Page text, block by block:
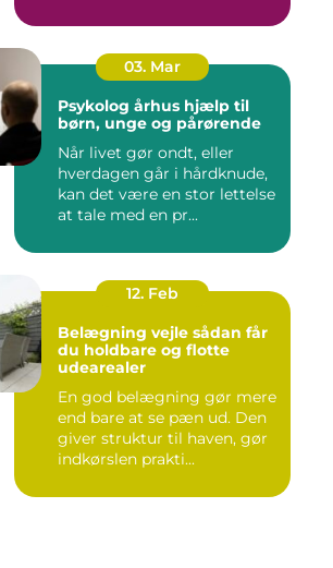
03. Mar
Psykolog århus hjælp til
børn, unge og pårørende
Når livet gør ondt, eller
hverdagen går i hårdknude,
kan det være en stor lettelse
at tale med en pr...
12. Feb
Belægning vejle sådan får
du holdbare og flotte
udearealer
En god belægning gør mere
end bare at se pæn ud. Den
giver struktur til haven, gør
indkørslen prakti...